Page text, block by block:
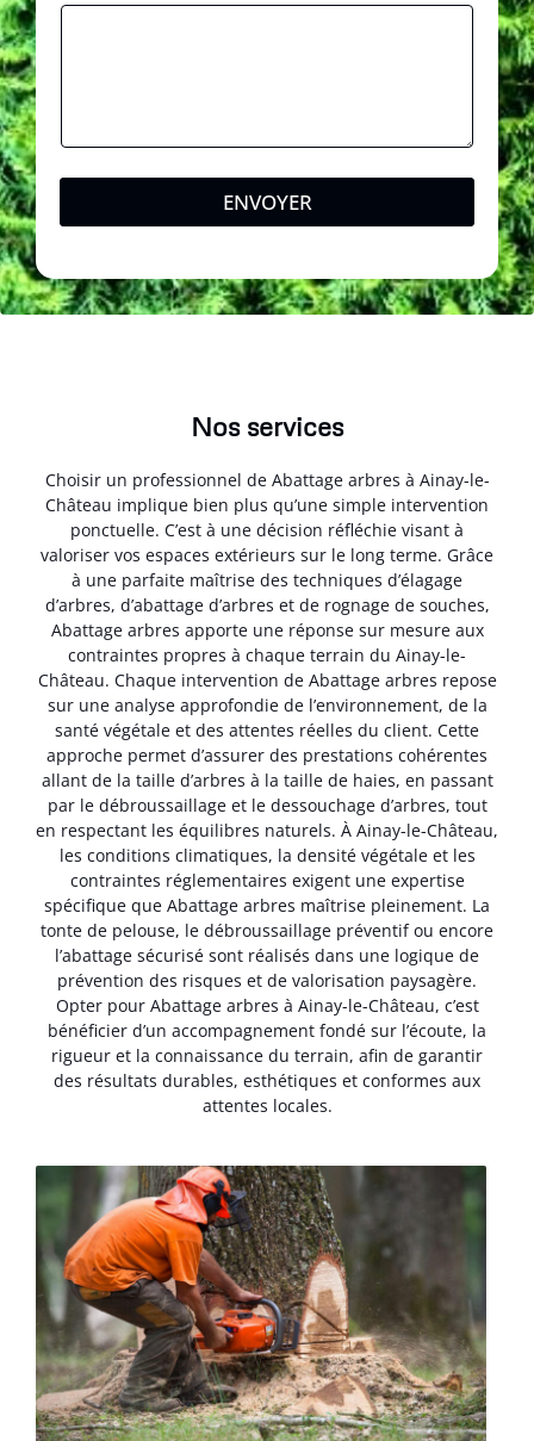
ENVOYER
Nos services
Choisir un professionnel de Abattage arbres à Ainay-le-
Château implique bien plus qu’une simple intervention
ponctuelle. C’est à une décision réfléchie visant à
valoriser vos espaces extérieurs sur le long terme. Grâce
à une parfaite maîtrise des techniques d’élagage
d’arbres, d’abattage d’arbres et de rognage de souches,
Abattage arbres apporte une réponse sur mesure aux
contraintes propres à chaque terrain du Ainay-le-
Château. Chaque intervention de Abattage arbres repose
sur une analyse approfondie de l’environnement, de la
santé végétale et des attentes réelles du client. Cette
approche permet d’assurer des prestations cohérentes
allant de la taille d’arbres à la taille de haies, en passant
par le débroussaillage et le dessouchage d’arbres, tout
en respectant les équilibres naturels. À Ainay-le-Château,
les conditions climatiques, la densité végétale et les
contraintes réglementaires exigent une expertise
spécifique que Abattage arbres maîtrise pleinement. La
tonte de pelouse, le débroussaillage préventif ou encore
l’abattage sécurisé sont réalisés dans une logique de
prévention des risques et de valorisation paysagère.
Opter pour Abattage arbres à Ainay-le-Château, c’est
bénéficier d’un accompagnement fondé sur l’écoute, la
rigueur et la connaissance du terrain, afin de garantir
des résultats durables, esthétiques et conformes aux
attentes locales.